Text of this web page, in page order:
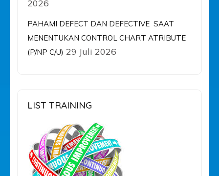
2026
PAHAMI DEFECT DAN DEFECTIVE SAAT
MENENTUKAN CONTROL CHART ATRIBUTE
(P/NP C/U) 29 Juli 2026
LIST TRAINING